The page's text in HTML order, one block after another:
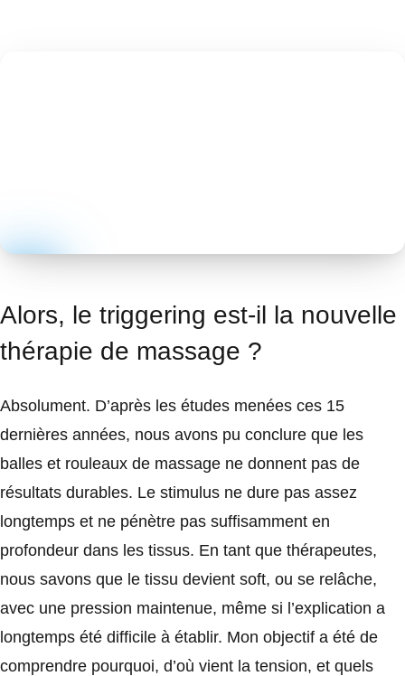
Alors, le triggering est-il la nouvelle
thérapie de massage ?
Absolument. D’après les études menées ces 15
dernières années, nous avons pu conclure que les
balles et rouleaux de massage ne donnent pas de
résultats durables. Le stimulus ne dure pas assez
longtemps et ne pénètre pas suffisamment en
profondeur dans les tissus. En tant que thérapeutes,
nous savons que le tissu devient soft, ou se relâche,
avec une pression maintenue, même si l’explication a
longtemps été difficile à établir. Mon objectif a été de
comprendre pourquoi, d’où vient la tension, et quels